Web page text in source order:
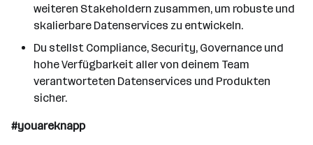
weiteren Stakeholdern zusammen, um robuste und
skalierbare Datenservices zu entwickeln.
Du stellst Compliance, Security, Governance und
hohe Verfügbarkeit aller von deinem Team
verantworteten Datenservices und Produkten
sicher.
#youareknapp